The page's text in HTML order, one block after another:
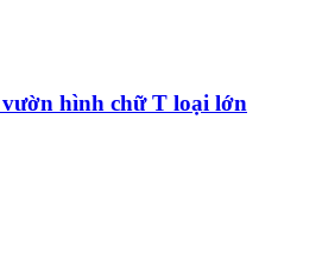
hình chữ T loại lớn